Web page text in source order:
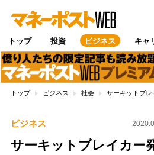
トップ 投資 ビジネス キャ
トップ ビジネス 社会 サーキットブ
ビジネス
サーキットブレイカー